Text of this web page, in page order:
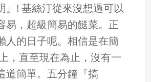
』! 基絲汀從來沒想過可以
易，超級簡易的餸菜。正
人的日子呢。相信是在簡
，直至現在為止，沒有一
道簡單。五分鐘『搞